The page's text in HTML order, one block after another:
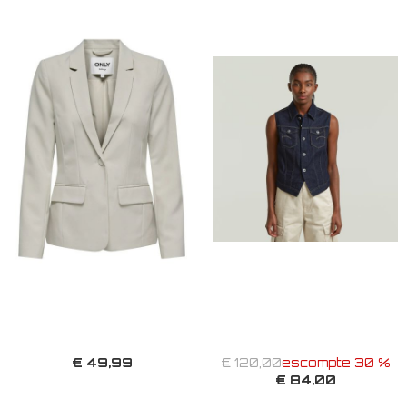
€ 49,99 € 120,00escompte 30 %
€ 84,00